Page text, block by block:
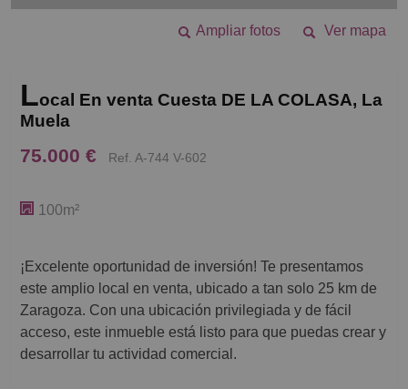
Ver mapa
Ampliar fotos
Local En venta Cuesta DE LA COLASA, La
Muela
75.000 € Ref. A-744 V-602
100m²
¡Excelente oportunidad de inversión! Te presentamos
este amplio local en venta, ubicado a tan solo 25 km de
Zaragoza. Con una ubicación privilegiada y de fácil
acceso, este inmueble está listo para que puedas crear y
desarrollar tu actividad comercial.